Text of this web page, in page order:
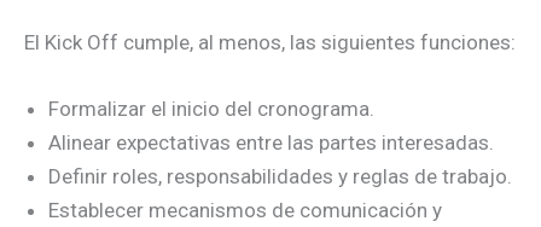
El Kick Off cumple, al menos, las siguientes funciones:
Formalizar el inicio del cronograma.
Alinear expectativas entre las partes interesadas.
Definir roles, responsabilidades y reglas de trabajo.
Establecer mecanismos de comunicación y